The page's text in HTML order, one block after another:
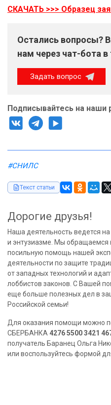
СКАЧАТЬ >>> Образец
Остались вопросы?
нам через чат-бота в
Задать вопрос
Подписывайтесь на наши
#СНИЛС
Текст статьи
Дорогие друзья!
Наша деятельность ведется
и энтузиазме. Мы обращаемся
посильную помощь нашей
деятельности по защите
от западных технологий и
лоббистов законов. С Вашей
еще больше полезных дел в
Российской семьи!
Для оказания помощи можно
СБЕРБАНКА 4276 5500 3421
получатель Баранец Ольга
или воспользуйтесь формой